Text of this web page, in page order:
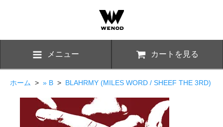
メニュー カートを見る
ホーム > » B > BLAHRMY (MILES WORD / SHEEF THE 3RD)